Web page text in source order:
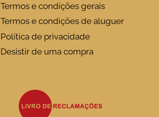
Termos e condições gerais
Termos e condições de aluguer
Política de privacidade
Desistir de uma compra